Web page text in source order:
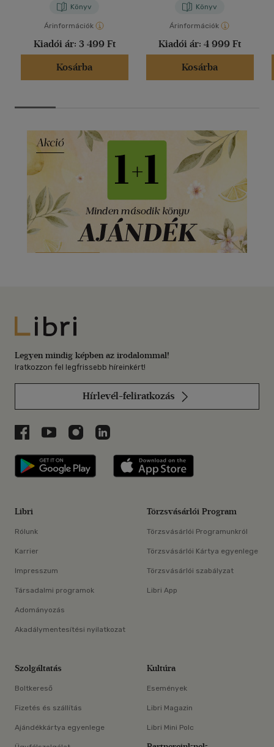
Könyv
Árinformációk
Kiadói ár: 3 499 Ft
Kosárba
Könyv
Árinformációk
Kiadói ár: 4 999 Ft
Kosárba
Libri
Legyen mindig képben az irodalommal!
Iratkozzon fel legfrissebb híreinkért!
Hírlevél-feliratkozás
Libri a Facebookon
Libri a Youtube-on
Libri az Instagramon
Libri a LinkedInen
Libri applikáció Szerezd meg: Google
Libri
Rólunk
Karrier
Impresszum
Társadalmi programok
Adományozás
Akadálymentesítési nyilatkozat
Törzsvásárlói Program
Törzsvásárlói Programunkról
Törzsvásárlói Kártya egyenlege
Törzsvásárlói szabályzat
Libri App
Szolgáltatás
Boltkereső
Fizetés és szállítás
Ajándékkártya egyenlege
Kultúra
Események
Libri Magazin
Libri Mini Polc